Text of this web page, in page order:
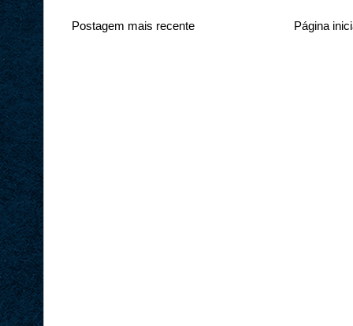
Postagem mais recente Página